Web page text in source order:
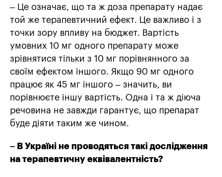
– Це означає, що та ж доза препарату надає
той же терапевтичний ефект. Це важливо і з
точки зору впливу на бюджет. Вартість
умовних 10 мг одного препарату може
зрівнятися тільки з 10 мг порівнянного за
своїм ефектом іншого. Якщо 90 мг одного
працює як 45 мг іншого – значить, ви
порівнюєте іншу вартість. Одна і та ж діюча
речовина не завжди гарантує, що препарат
буде діяти таким же чином.
– В Україні не проводяться такі дослідження
на терапевтичну еквівалентність?